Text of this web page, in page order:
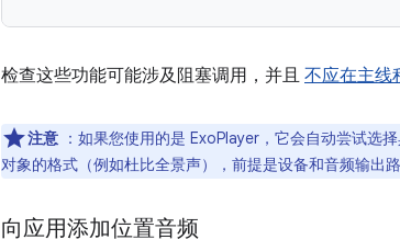
检查这些功能可能涉及阻塞调用，并且 不应在主线
注意 ：如果您使用的是 ExoPlayer，它会自动尝试选
对象的格式（例如杜比全景声），前提是设备和音频输出路
向应用添加位置音频